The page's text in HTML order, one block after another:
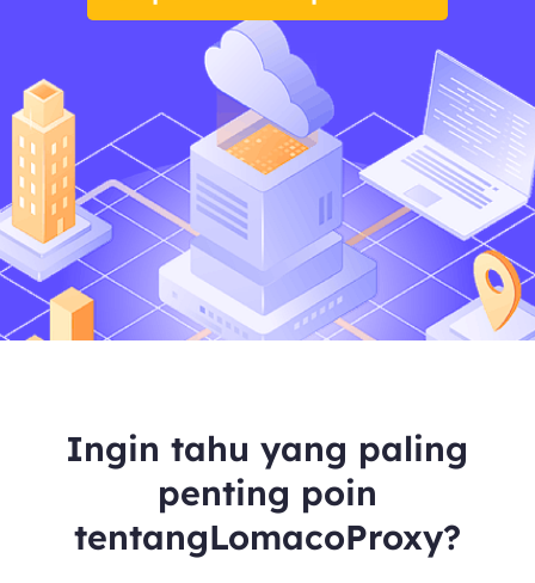
Ingin tahu yang paling
penting poin
tentangLomacoProxy?